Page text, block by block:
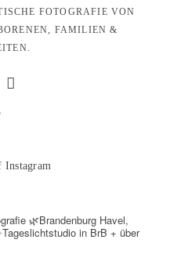
FOTOGRAFIE VON
FAMILIEN &
Instagram
🌿Brandenburg Havel,
in BrB + über